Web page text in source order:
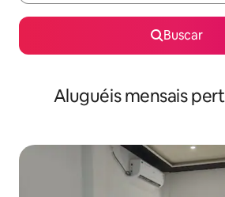
Buscar
Aluguéis mensais